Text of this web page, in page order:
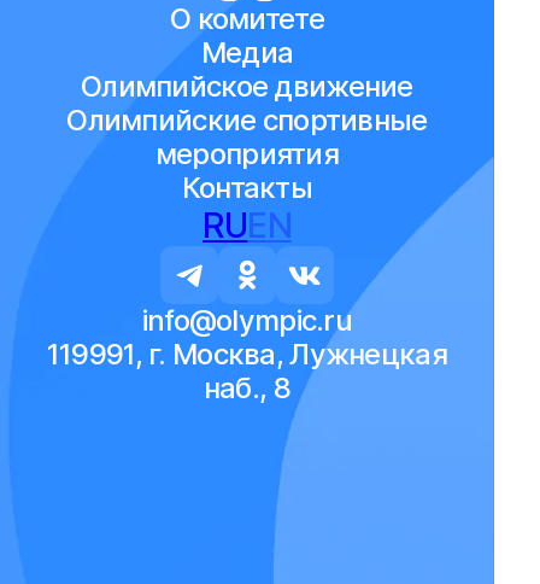
О комитете
Медиа
Олимпийское движение
Олимпийские спортивные
мероприятия
Контакты
RUEN
info@olympic.ru
119991, г. Москва, Лужнецкая
наб., 8